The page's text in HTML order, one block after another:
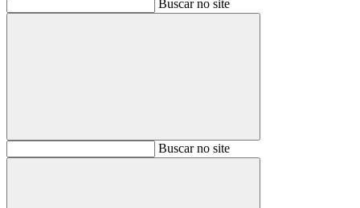
Buscar no site
BuscarBuscar no site